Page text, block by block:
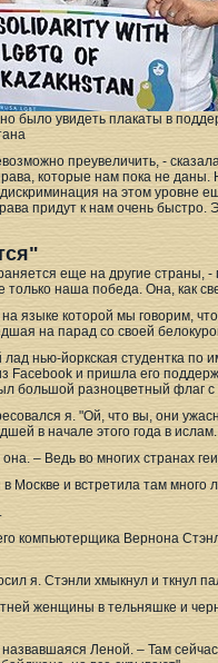
было увидеть плакаты в
преувеличить, -
которые нам пока не даны.
на этом уровне
придут к нам очень
еще на другие страны,
наша победа. Она, как
языке которой мы говорим,
на парад со своей
нью-йоркская студентка по
Facebook и пришла его
большой разноцветный флаг
я. "Ой, что вы, они
в начале этого года в ислам.
– Ведь во многих странах
в Москве и встретила там
компьютерщика Вернона
я. Стэнли хмыкнул и ткнул
женщины в тельняшке и
Леной. – Там